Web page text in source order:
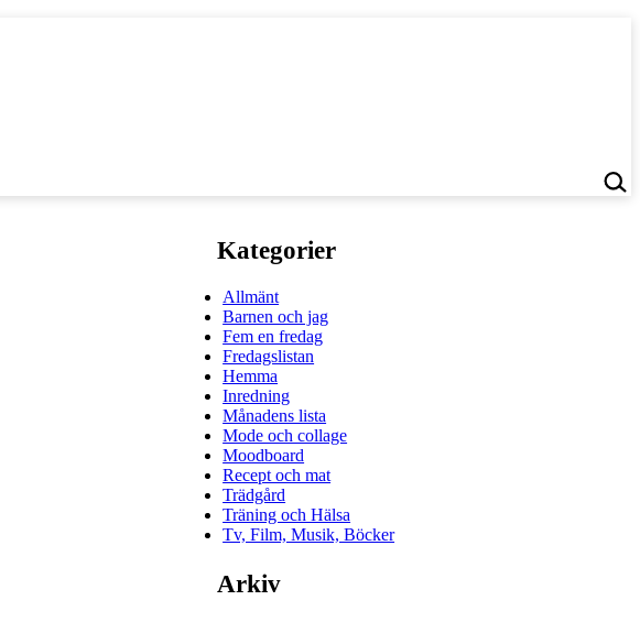
Kategorier
Allmänt
Barnen och jag
Fem en fredag
Fredagslistan
Hemma
Inredning
Månadens lista
Mode och collage
Moodboard
Recept och mat
Trädgård
Träning och Hälsa
Tv, Film, Musik, Böcker
Arkiv